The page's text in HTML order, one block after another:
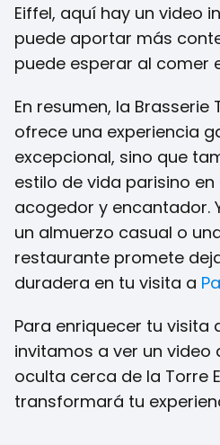
Eiffel, aquí hay un video
puede aportar más
puede esperar al comer
En resumen, la Brasserie
ofrece una experiencia
excepcional, sino que
estilo de vida parisino
acogedor y encantador.
un almuerzo casual o
restaurante promete
duradera en tu visita a
Para enriquecer tu visita
invitamos a ver un video
oculta cerca de la Torre
transformará tu